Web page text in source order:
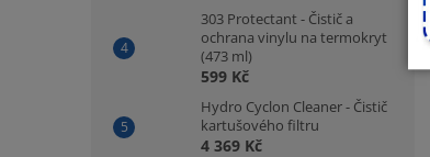
303 Protectant - Čistič a
ochrana vinylu na termokryt
(473 ml)
599 Kč
Hydro Cyclon Cleaner - Čistič
kartušového filtru
4 369 Kč